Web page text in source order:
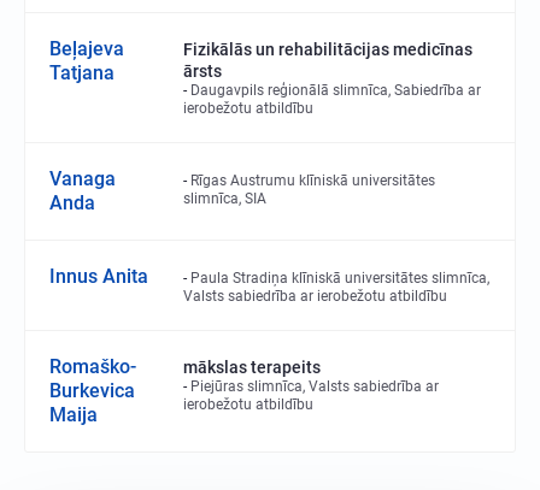
Beļajeva
Tatjana
Fizikālās un rehabilitācijas medicīnas
ārsts
Daugavpils reģionālā slimnīca, Sabiedrība ar
ierobežotu atbildību
Vanaga
Anda
Rīgas Austrumu klīniskā universitātes
slimnīca, SIA
Innus Anita
Paula Stradiņa klīniskā universitātes slimnīca,
Valsts sabiedrība ar ierobežotu atbildību
Romaško-
Burkevica
Maija
mākslas terapeits
Piejūras slimnīca, Valsts sabiedrība ar
ierobežotu atbildību